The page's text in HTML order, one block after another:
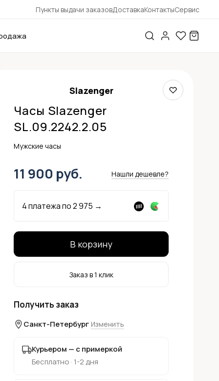
Пункты выдачи заказовДоставкаКонтактыСервис
Slazenger
Часы Slazenger
SL.09.2242.2.05
Мужские часы
11 900 руб. Нашли дешевле?
4 платежа по2 975 →
В корзину
Заказ в 1 клик
Получить заказ
Санкт-Петербург Изменить
Курьером — с примеркой
Бесплатно · 1-2 дня